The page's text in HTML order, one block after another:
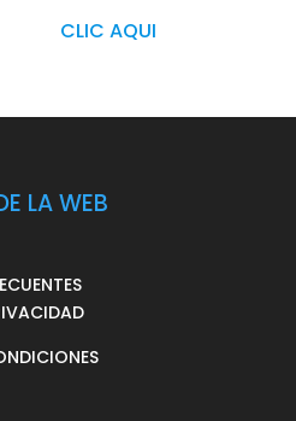
CLIC AQUI
LA WEB